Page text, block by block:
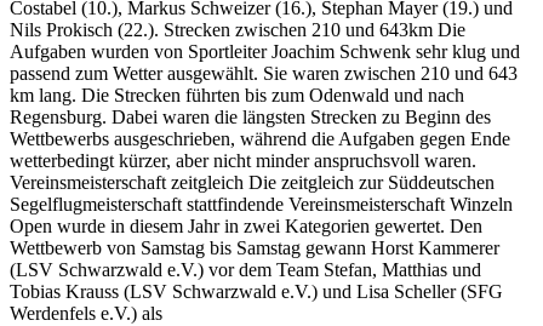
Costabel (10.), Markus Schweizer (16.), Stephan Mayer (19.) und
Nils Prokisch (22.). Strecken zwischen 210 und 643km Die
Aufgaben wurden von Sportleiter Joachim Schwenk sehr klug und
passend zum Wetter ausgewählt. Sie waren zwischen 210 und 643
km lang. Die Strecken führten bis zum Odenwald und nach
Regensburg. Dabei waren die längsten Strecken zu Beginn des
Wettbewerbs ausgeschrieben, während die Aufgaben gegen Ende
wetterbedingt kürzer, aber nicht minder anspruchsvoll waren.
Vereinsmeisterschaft zeitgleich Die zeitgleich zur Süddeutschen
Segelflugmeisterschaft stattfindende Vereinsmeisterschaft Winzeln
Open wurde in diesem Jahr in zwei Kategorien gewertet. Den
Wettbewerb von Samstag bis Samstag gewann Horst Kammerer
(LSV Schwarzwald e.V.) vor dem Team Stefan, Matthias und
Tobias Krauss (LSV Schwarzwald e.V.) und Lisa Scheller (SFG
Werdenfels e.V.) als